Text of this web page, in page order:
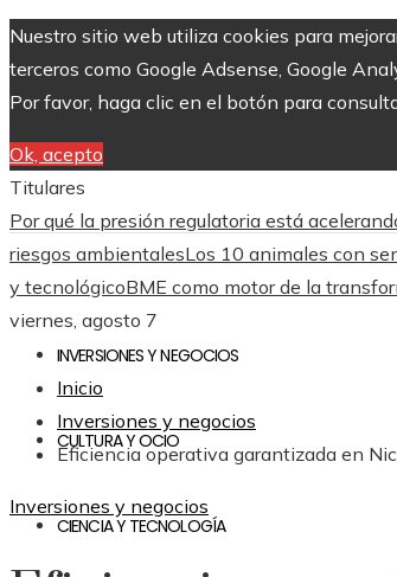
Nuestro sitio web utiliza cookies para
terceros como Google Adsense, Google
Por favor, haga clic en el botón para
Ok, acepto
Titulares
Por qué la presión regulatoria está
riesgos ambientalesLos 10 animales con
y tecnológicoBME como motor de la
viernes, agosto 7
INVERSIONES Y NEGOCIOS
CULTURA Y OCIO
CIENCIA Y TECNOLOGÍA
Inicio
Inversiones y negocios
Eficiencia operativa garantizada en
Inversiones y negocios